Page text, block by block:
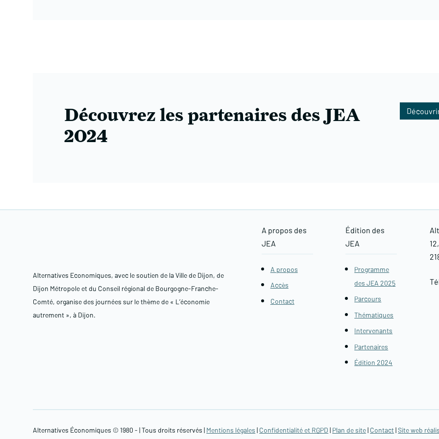
Découvrez les partenaires des JEA
2024
Alternatives Economiques, avec le soutien de la Ville de Dijon, de
Dijon Métropole et du Conseil régional de Bourgogne-Franche-
Comté, organise des journées sur le thème de « L’économie
autrement », à Dijon.
A propos des
JEA
A propos
Accès
Contact
Édition des
JEA
Programme
des JEA 2025
Parcours
Thématiques
Intervenants
Partenaires
Édition 2024
Alternatives Économiques © 1980 -| Tous droits réservés | Mentions légales | Confidentialité et RGPD | Plan de site| Contact|Site web